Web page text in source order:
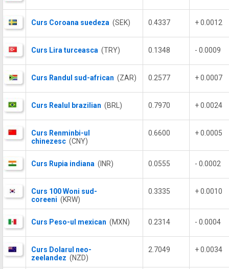
Curs Coroana suedeza (SEK) 0.4337 + 0.0012
Curs Lira turceasca (TRY) 0.1348 - 0.0009
Curs Randul sud-african (ZAR) 0.2577 + 0.0007
Curs Realul brazilian (BRL) 0.7970 + 0.0024
Curs Renminbi-ul
chinezesc (CNY)
0.6600 + 0.0005
Curs Rupia indiana (INR) 0.0555 - 0.0002
Curs 100 Woni sud-
coreeni (KRW)
0.3335 + 0.0010
Curs Peso-ul mexican (MXN) 0.2314 - 0.0004
Curs Dolarul neo-
zeelandez (NZD)
2.7049 + 0.0034